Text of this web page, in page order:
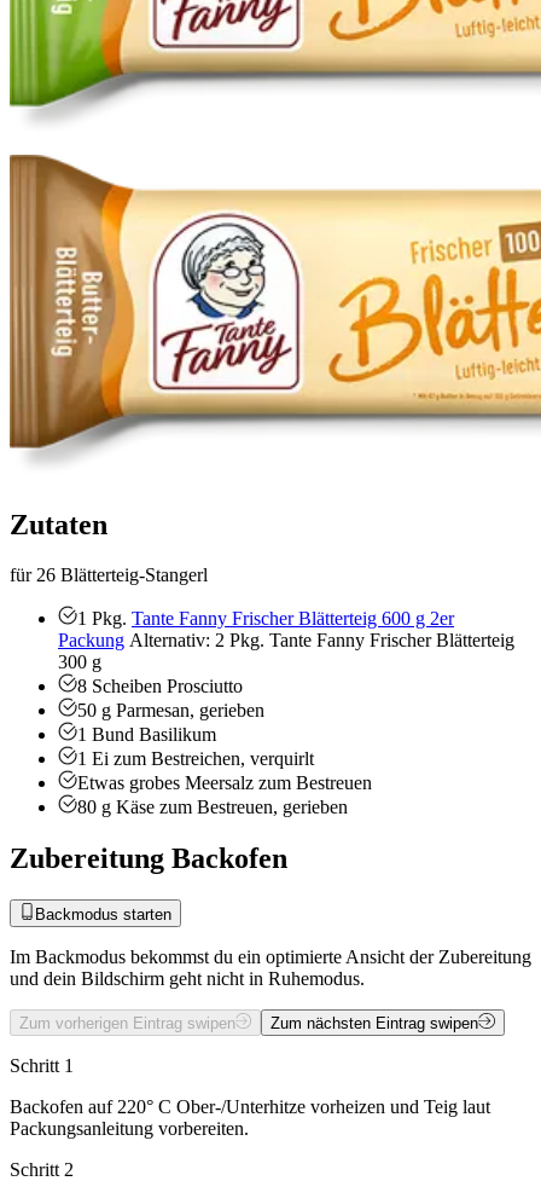
Zutaten
für 26 Blätterteig-Stangerl
1 Pkg. Tante Fanny Frischer Blätterteig 600 g 2er
Packung Alternativ: 2 Pkg. Tante Fanny Frischer Blätterteig
300 g
8 Scheiben Prosciutto
50 g Parmesan, gerieben
1 Bund Basilikum
1 Ei zum Bestreichen, verquirlt
Etwas grobes Meersalz zum Bestreuen
80 g Käse zum Bestreuen, gerieben
Zubereitung Backofen
Backmodus starten
Im Backmodus bekommst du ein optimierte Ansicht der Zubereitung
und dein Bildschirm geht nicht in Ruhemodus.
Zum vorherigen Eintrag swipen Zum nächsten Eintrag swipen
Schritt 1
Backofen auf 220° C Ober-/Unterhitze vorheizen und Teig laut
Packungsanleitung vorbereiten.
Schritt 2